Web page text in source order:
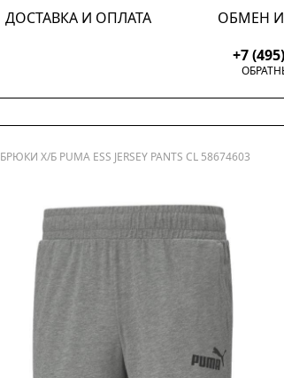
ДОСТАВКА И ОПЛАТА ОБМЕН И
+7
БРЮКИ Х/Б PUMA ESS JERSEY PANTS CL 58674603